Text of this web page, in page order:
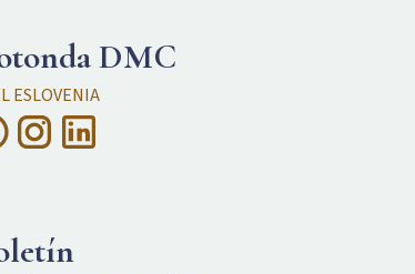
DMC
ESLOVENIA